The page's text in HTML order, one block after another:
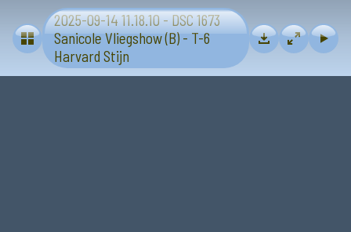
Vliegtuigen - Sanicole (B) 13 en 14 september 2025
2025-09-14 11.18.10 - DSC 1673
Sanicole Vliegshow (B) - T-6
Harvard Stijn